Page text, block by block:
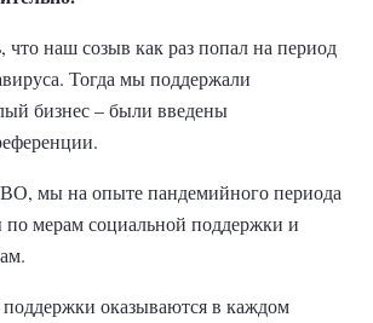
что наш созыв как раз попал на период
Тогда мы поддержали
бизнес – были введены
мы на опыте пандемийного периода
мерам социальной поддержки и
оказываются в каждом